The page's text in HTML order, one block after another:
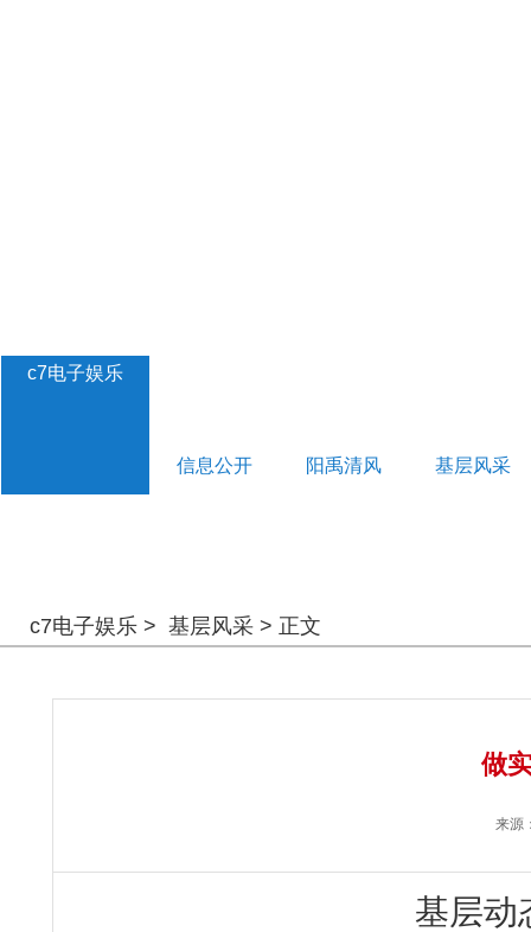
c7电子娱乐
信息公开 阳禹清风 基层风采
c7电子娱乐 > 基层风采 > 正文
做
来源
基层动